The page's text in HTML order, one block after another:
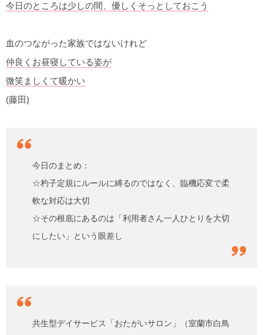
今日のところは少しの間、優しくそっとしておこう
血のつながった家族ではないけれど
仲良くお昼寝している姿が
微笑ましくて暖かい
(藤田)
今日のまとめ：
☆杓子定規にルールに縛るのではなく、臨機応変で柔
軟な対応は大切
☆その根底にあるのは「利用者さん一人ひとりを大切
にしたい」という眼差し
共生型デイサービス「おたがいサロン」（室蘭市白鳥